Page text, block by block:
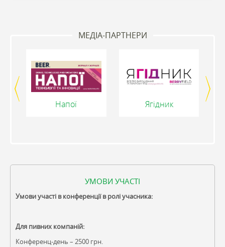
МЕДІА-ПАРТНЕРИ
Напої Ягідник
УМОВИ УЧАСТІ
Умови участі в конференції в ролі учасника:
Для пивних компаній:
Конференц-день – 2500 грн.